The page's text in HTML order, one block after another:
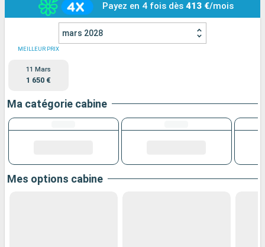
Payez en 4 fois dès 413 €/mois
mars 2028
MEILLEUR PRIX
11 Mars
1 650 €
Ma catégorie cabine
Mes options cabine
Ports Compagnies